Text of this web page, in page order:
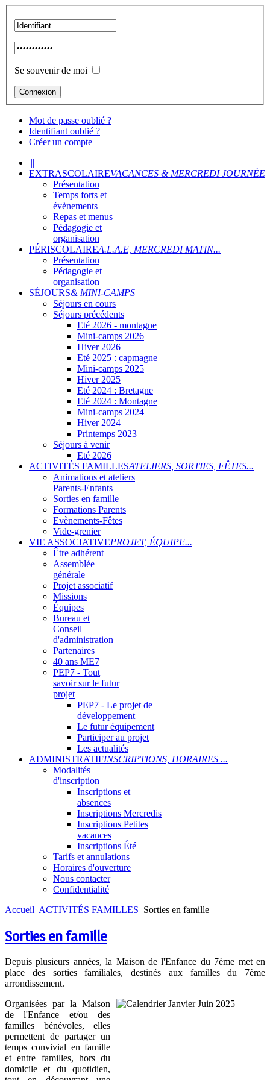
Se souvenir de moi
Mot de passe oublié ?
Identifiant oublié ?
Créer un compte
|||
EXTRASCOLAIREVACANCES & MERCREDI JOURNÉE
Présentation
Temps forts et
évènements
Repas et menus
Pédagogie et
organisation
PÉRISCOLAIREA.L.A.E, MERCREDI MATIN...
Présentation
Pédagogie et
organisation
SÉJOURS& MINI-CAMPS
Séjours en cours
Séjours précédents
Eté 2026 - montagne
Mini-camps 2026
Hiver 2026
Eté 2025 : capmagne
Mini-camps 2025
Hiver 2025
Eté 2024 : Bretagne
Eté 2024 : Montagne
Mini-camps 2024
Hiver 2024
Printemps 2023
Séjours à venir
Eté 2026
ACTIVITÉS FAMILLESATELIERS, SORTIES, FÊTES...
Animations et ateliers
Parents-Enfants
Sorties en famille
Formations Parents
Evènements-Fêtes
Vide-grenier
VIE ASSOCIATIVEPROJET, ÉQUIPE...
Être adhérent
Assemblée
générale
Projet associatif
Missions
Équipes
Bureau et
Conseil
d'administration
Partenaires
40 ans ME7
PEP7 - Tout
savoir sur le futur
projet
PEP7 - Le projet de
développement
Le futur équipement
Participer au projet
Les actualités
ADMINISTRATIFINSCRIPTIONS, HORAIRES ...
Modalités
d'inscription
Inscriptions et
absences
Inscriptions Mercredis
Inscriptions Petites
vacances
Inscriptions Été
Tarifs et annulations
Horaires d'ouverture
Nous contacter
Confidentialité
Accueil ACTIVITÉS FAMILLES Sorties en famille
Sorties en famille
Depuis plusieurs années, la Maison de l'Enfance du 7ème met en
place des sorties familiales, destinés aux familles du 7ème
arrondissement.
Organisées par la Maison
de l'Enfance et/ou des
familles bénévoles, elles
permettent de partager un
temps convivial en famille
et entre familles, hors du
domicile et du quotidien,